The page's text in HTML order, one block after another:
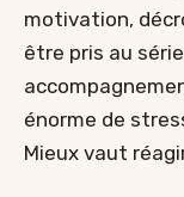
motivation,
être pris au
énorme de
Mieux vaut